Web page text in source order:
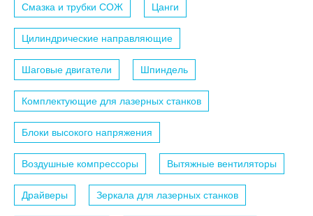
Смазка и трубки СОЖ Цанги
Цилиндрические направляющие
Шаговые двигатели Шпиндель
Комплектующие для лазерных станков
Блоки высокого напряжения
Воздушные компрессоры Вытяжные вентиляторы
Драйверы Зеркала для лазерных станков